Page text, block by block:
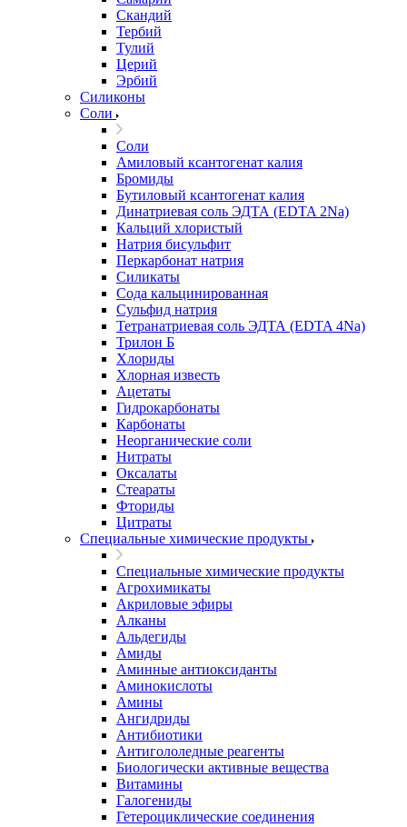
Скандий
Тербий
Тулий
Церий
Эрбий
Силиконы
Соли
Соли
Амиловый ксантогенат калия
Бромиды
Бутиловый ксантогенат калия
Динатриевая соль ЭДТА (EDTA 2Na)
Кальций хлористый
Натрия бисульфит
Перкарбонат натрия
Силикаты
Сода кальцинированная
Сульфид натрия
Тетранатриевая соль ЭДТА (EDTA 4Na)
Трилон Б
Хлориды
Хлорная известь
Ацетаты
Гидрокарбонаты
Карбонаты
Неорганические соли
Нитраты
Оксалаты
Стеараты
Фториды
Цитраты
Специальные химические продукты
Специальные химические продукты
Агрохимикаты
Акриловые эфиры
Алканы
Альдегиды
Амиды
Аминные антиоксиданты
Аминокислоты
Амины
Ангидриды
Антибиотики
Антигололедные реагенты
Биологически активные вещества
Витамины
Галогениды
Гетероциклические соединения